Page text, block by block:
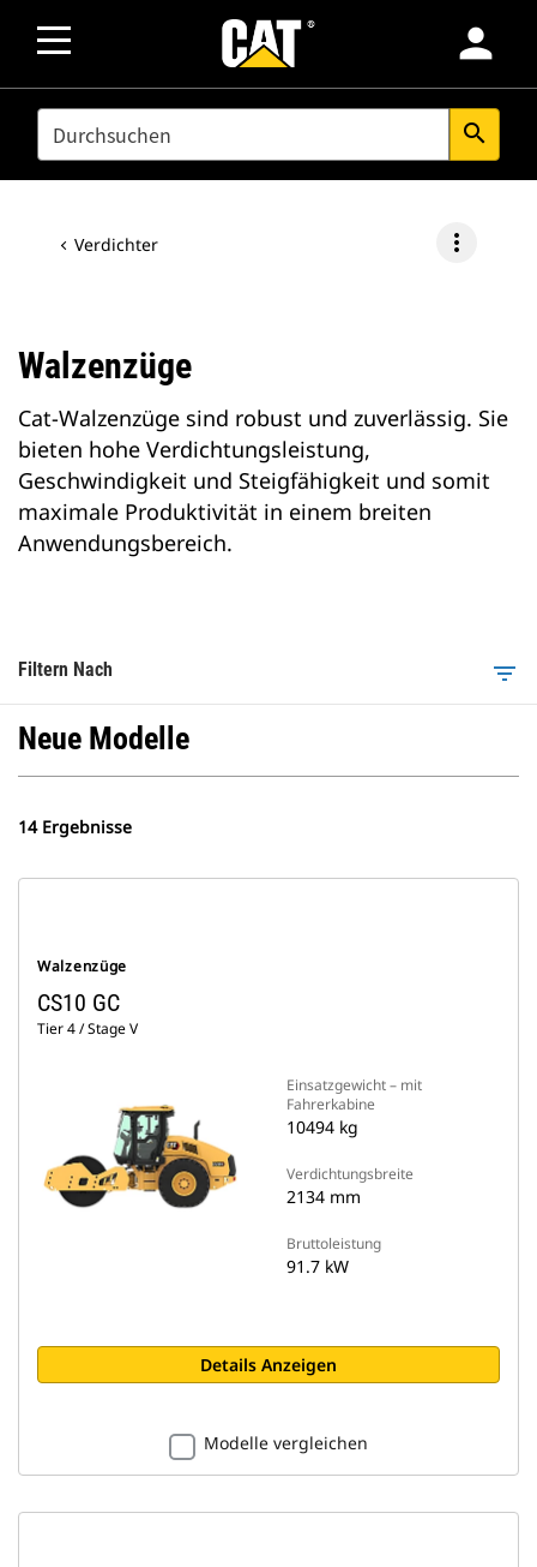
person
SEARCH search
Verdichter more_vert
Walzenzüge
Cat-Walzenzüge sind robust und zuverlässig. Sie
bieten hohe Verdichtungsleistung,
Geschwindigkeit und Steigfähigkeit und somit
maximale Produktivität in einem breiten
Anwendungsbereich.
Filtern Nach filter_list
Neue Modelle
14 Ergebnisse
Walzenzüge
CS10 GC
Tier 4 / Stage V
Einsatzgewicht – mit
Fahrerkabine
10494 kg
Verdichtungsbreite
2134 mm
Bruttoleistung
91.7 kW
Details Anzeigen
Modelle vergleichen